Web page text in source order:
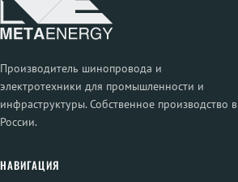
Производитель шинопровода и
электротехники для промышленности и
инфраструктуры. Собственное производство в
России.
НАВИГАЦИЯ